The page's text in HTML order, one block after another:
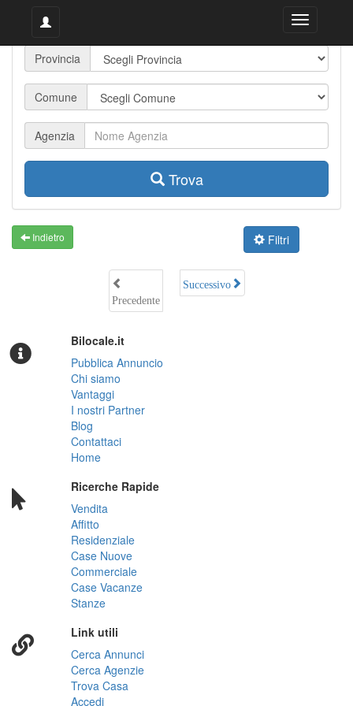
Toggle
Toggle
Provincia
Comune
Agenzia
Trova
Indietro Filtri
Precedente
Successivo
Bilocale.it
Pubblica Annuncio
Chi siamo
Vantaggi
I nostri Partner
Blog
Contattaci
Home
Ricerche Rapide
Vendita
Affitto
Residenziale
Case Nuove
Commerciale
Case Vacanze
Stanze
Link utili
Cerca Annunci
Cerca Agenzie
Trova Casa
Accedi